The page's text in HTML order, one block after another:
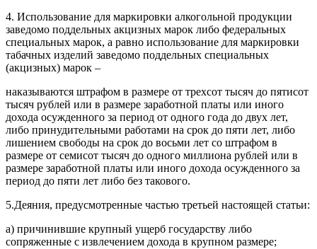
4. Использование для маркировки алкогольной продукции
заведомо поддельных акцизных марок либо федеральных
специальных марок, а равно использование для маркировки
табачных изделий заведомо поддельных специальных
(акцизных) марок –
наказываются штрафом в размере от трехсот тысяч до пятисот
тысяч рублей или в размере заработной платы или иного
дохода осужденного за период от одного года до двух лет,
либо принудительными работами на срок до пяти лет, либо
лишением свободы на срок до восьми лет со штрафом в
размере от семисот тысяч до одного миллиона рублей или в
размере заработной платы или иного дохода осужденного за
период до пяти лет либо без такового.
5.Деяния, предусмотренные частью третьей настоящей статьи:
а) причинившие крупный ущерб государству либо
сопряженные с извлечением дохода в крупном размере;